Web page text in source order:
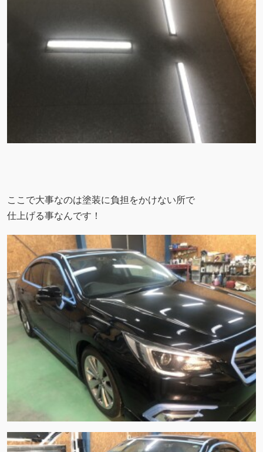
ここで大事なのは塗装に負担をかけない所で
仕上げる事なんです！